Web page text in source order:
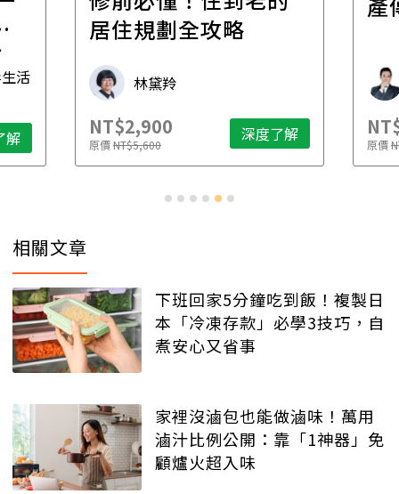
活
解
居住規劃全攻略
林黛羚
NT$2,900
原價NT$5,600 深度了解 原價
相關文章
下班回家5分鐘吃到飯！複製日
本「冷凍存款」必學3技巧，自
煮安心又省事
家裡沒滷包也能做滷味！萬用
滷汁比例公開：靠「1神器」免
顧爐火超入味